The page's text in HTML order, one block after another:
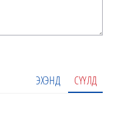
ЭХЭНД СҮҮЛД